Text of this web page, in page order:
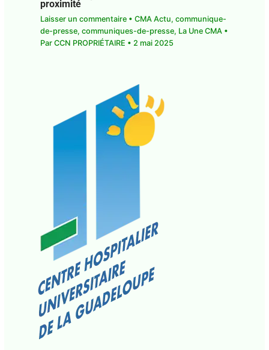
Laisser un commentaire
communique-de-presse ,communiques-de-
presse,La Une CMA• ParCCN PROPRIÉTAIRE•2
mai 2025